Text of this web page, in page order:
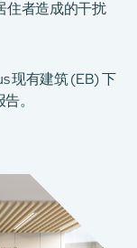
住者造成的干扰
现有建筑 (EB) 下
。